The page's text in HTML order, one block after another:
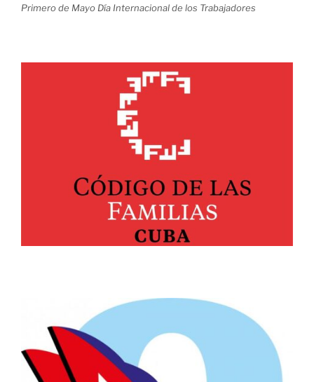
Primero de Mayo Día Internacional de los Trabajadores